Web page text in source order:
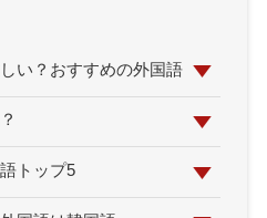
い？おすすめの外国語
トップ5